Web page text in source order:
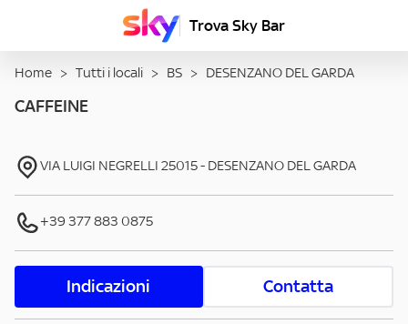
Trova Sky Bar
Home > Tutti i locali > BS > DESENZANO DEL GARDA
CAFFEINE
VIA LUIGI NEGRELLI 25015- DESENZANO DEL GARDA
+39 377 883 0875
Indicazioni Contatta